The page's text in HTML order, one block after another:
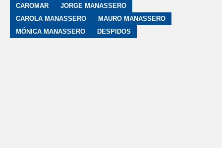
CAROMAR
JORGE MANASSERO
CAROLA MANASSERO
MAURO MANASSERO
MÓNICA MANASSERO
DESPIDOS